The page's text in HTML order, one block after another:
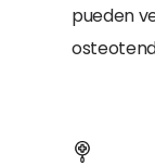
pueden